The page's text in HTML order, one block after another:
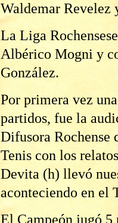
Waldemar Revelez
La Liga
Albérico Mogni y
González.
Por primera vez
partidos, fue la
Difusora Rochense
Tenis con los
Devita (h) llevó
aconteciendo en el
El Campeón jugó 5